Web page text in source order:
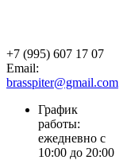
+7 (995) 607 17 07
Email:
brasspiter@gmail.com
График
работы:
ежедневно с
10:00 до 20:00